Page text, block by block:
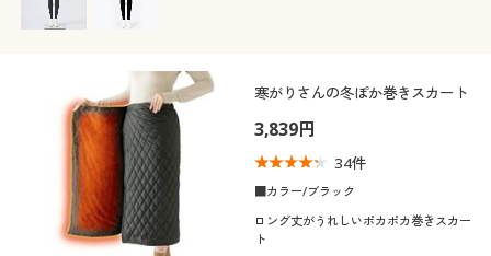
寒がりさんの冬ぽか巻きスカート
3,839円
34件
■カラー/ブラック
ロング丈がうれしいポカポカ巻きスカー
ト